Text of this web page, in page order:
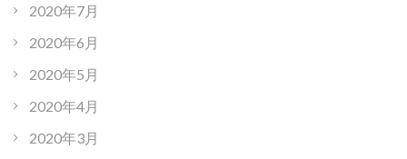
2020年7月
2020年6月
2020年5月
2020年4月
2020年3月